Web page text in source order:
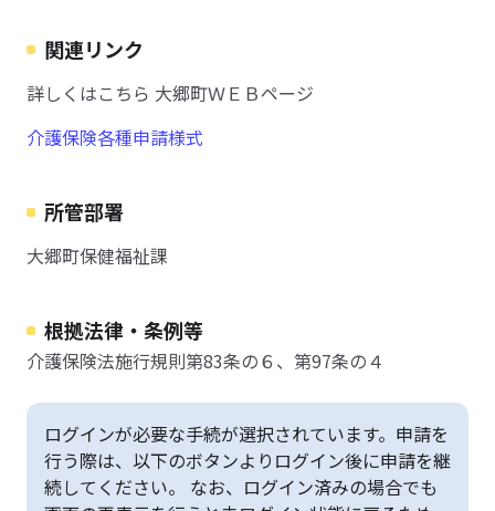
関連リンク
詳しくはこちら 大郷町ＷＥＢページ
介護保険各種申請様式
所管部署
大郷町保健福祉課
根拠法律・条例等
介護保険法施行規則第83条の６、第97条の４
ログインが必要な手続が選択されています。申請を
行う際は、以下のボタンよりログイン後に申請を継
続してください。 なお、ログイン済みの場合でも